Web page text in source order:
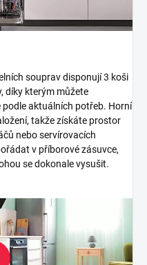
souprav disponují 3 koši
díky kterým můžete
aktuálních potřeb. Horní
takže získáte prostor
nebo servírovacích
v příborové zásuvce,
se dokonale vysušit.